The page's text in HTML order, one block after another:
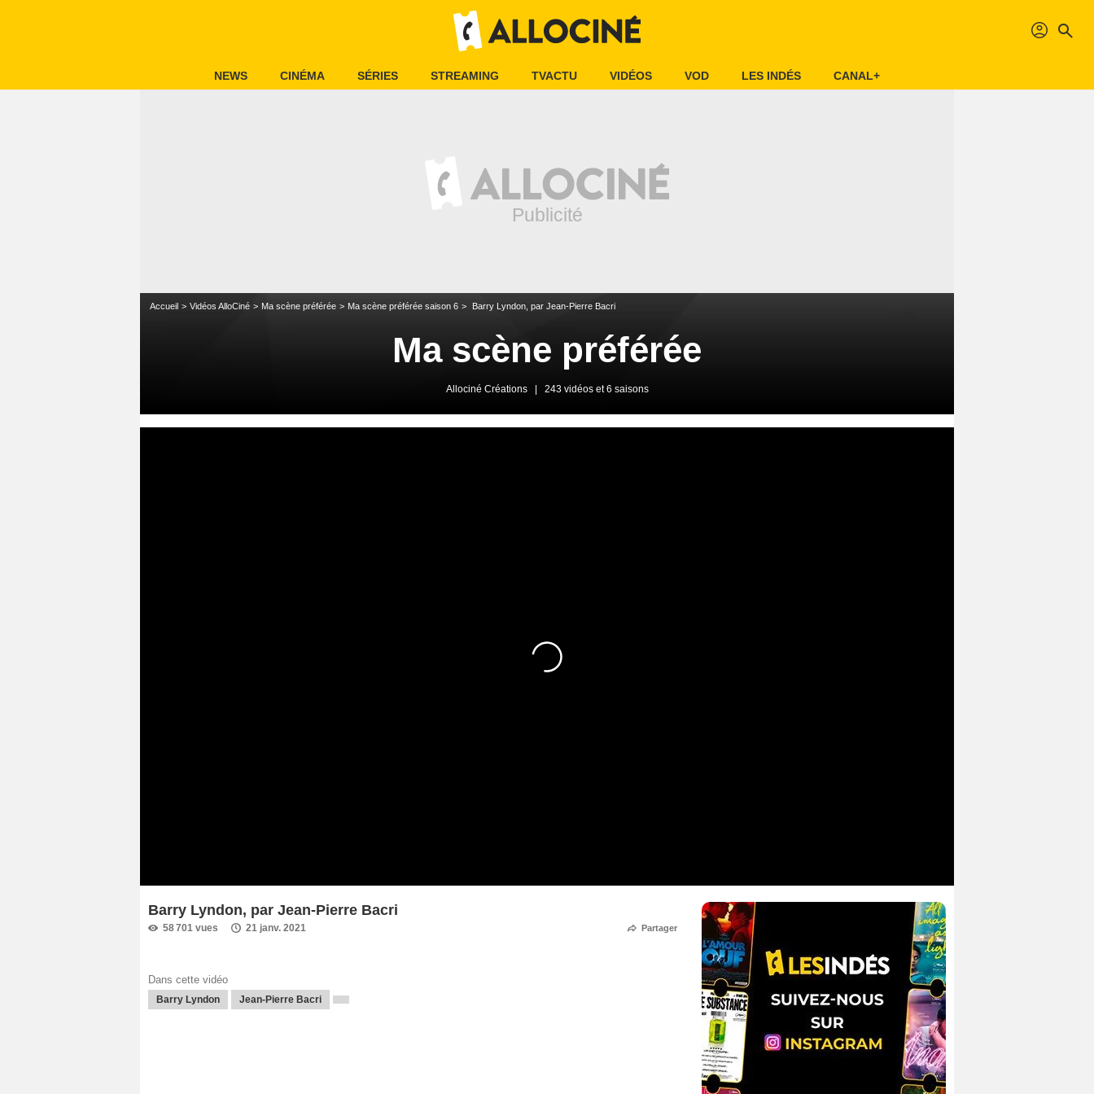
profil search
NEWS CINÉMA SÉRIES STREAMING TVACTU VIDÉOS VOD LES INDÉS CANAL+
Accueil Vidéos AlloCiné Ma scène préférée Ma scène préférée saison 6 Barry Lyndon, par Jean-Pierre Bacri
Ma scène préférée
Allociné Créations 243 vidéos et 6 saisons
Barry Lyndon, par Jean-Pierre Bacri
58 701 vues 21 janv. 2021 Partager
Dans cette vidéo
Barry Lyndon Jean-Pierre Bacri